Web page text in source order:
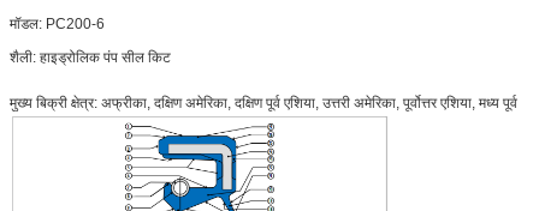
मॉडल: PC200-6
शैली: हाइड्रोलिक पंप सील किट
मुख्य बिक्री क्षेत्र: अफ्रीका, दक्षिण अमेरिका, दक्षिण पूर्व एशिया, उत्तरी अमेरिका, पूर्वोत्तर एशिया, मध्य पूर्व